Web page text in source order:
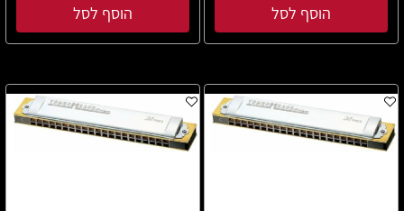
הוסף לסל הוסף לסל